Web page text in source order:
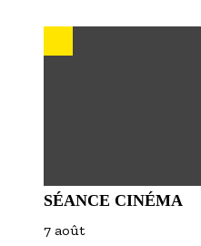
SÉANCE CINÉMA
7 août